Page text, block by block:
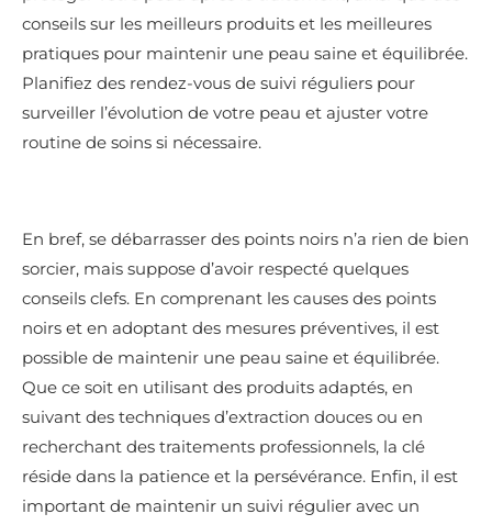
conseils sur les meilleurs produits et les meilleures
pratiques pour maintenir une peau saine et équilibrée.
Planifiez des rendez-vous de suivi réguliers pour
surveiller l’évolution de votre peau et ajuster votre
routine de soins si nécessaire.
En bref, se débarrasser des points noirs n’a rien de bien
sorcier, mais suppose d’avoir respecté quelques
conseils clefs. En comprenant les causes des points
noirs et en adoptant des mesures préventives, il est
possible de maintenir une peau saine et équilibrée.
Que ce soit en utilisant des produits adaptés, en
suivant des techniques d’extraction douces ou en
recherchant des traitements professionnels, la clé
réside dans la patience et la persévérance. Enfin, il est
important de maintenir un suivi régulier avec un